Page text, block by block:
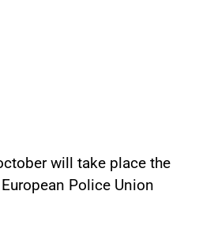
will take place the
Police Union